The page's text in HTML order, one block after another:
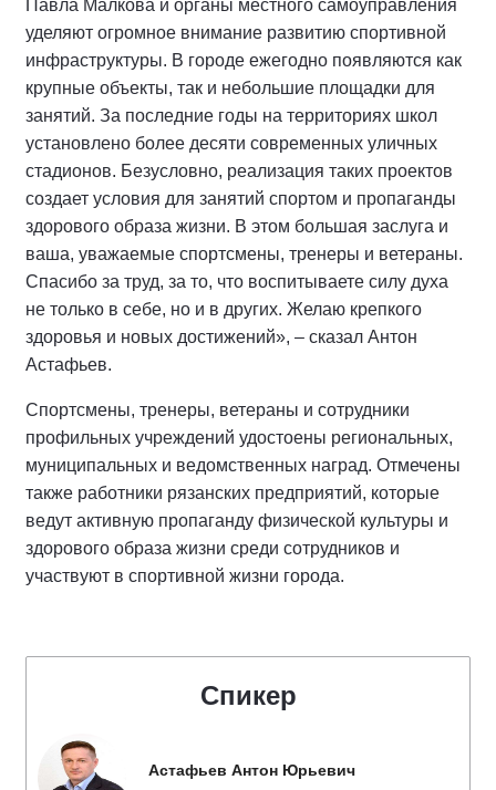
Павла Малкова и органы местного самоуправления
уделяют огромное внимание развитию спортивной
инфраструктуры. В городе ежегодно появляются как
крупные объекты, так и небольшие площадки для
занятий. За последние годы на территориях школ
установлено более десяти современных уличных
стадионов. Безусловно, реализация таких проектов
создает условия для занятий спортом и пропаганды
здорового образа жизни. В этом большая заслуга и
ваша, уважаемые спортсмены, тренеры и ветераны.
Спасибо за труд, за то, что воспитываете силу духа
не только в себе, но и в других. Желаю крепкого
здоровья и новых достижений», – сказал Антон
Астафьев.
Спортсмены, тренеры, ветераны и сотрудники
профильных учреждений удостоены региональных,
муниципальных и ведомственных наград. Отмечены
также работники рязанских предприятий, которые
ведут активную пропаганду физической культуры и
здорового образа жизни среди сотрудников и
участвуют в спортивной жизни города.
Спикер
Астафьев Антон Юрьевич